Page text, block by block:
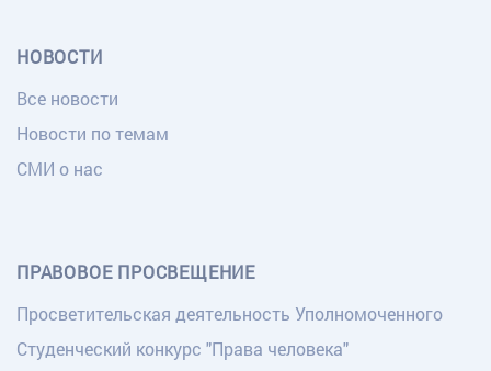
НОВОСТИ
Все новости
Новости по темам
СМИ о нас
ПРАВОВОЕ ПРОСВЕЩЕНИЕ
Просветительская деятельность Уполномоченного
Студенческий конкурс "Права человека"